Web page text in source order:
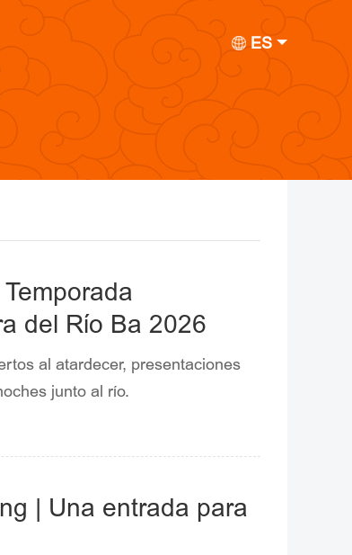
ES
del Río Ba 2026
al atardecer, presentaciones
junto al río.
| Una entrada para